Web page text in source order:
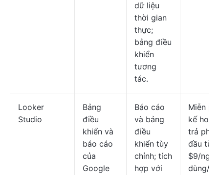
dữ liệu
thời gian
thực;
bảng điều
khiển
tương
tác.
Looker
Studio
Bảng
điều
khiển và
báo cáo
của
Google
Báo cáo
và bảng
điều
khiển tùy
chỉnh; tích
hợp với
Miễn
kế
trả phí
đầu từ
$9/
dùng/